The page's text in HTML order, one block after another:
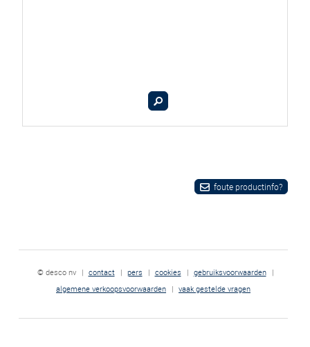
foute productinfo?
© desco nv | contact | pers | cookies | gebruiksvoorwaarden
|
algemene verkoopsvoorwaarden | vaak gestelde vragen